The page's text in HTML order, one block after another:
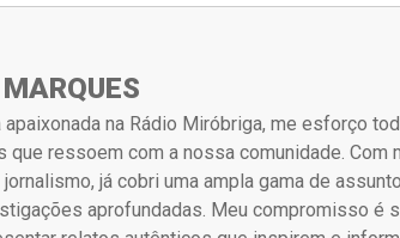
apaixonada na Rádio Miróbriga, me esforço
que ressoem com a nossa comunidade. Com
já cobri uma ampla gama de
aprofundadas. Meu compromisso é